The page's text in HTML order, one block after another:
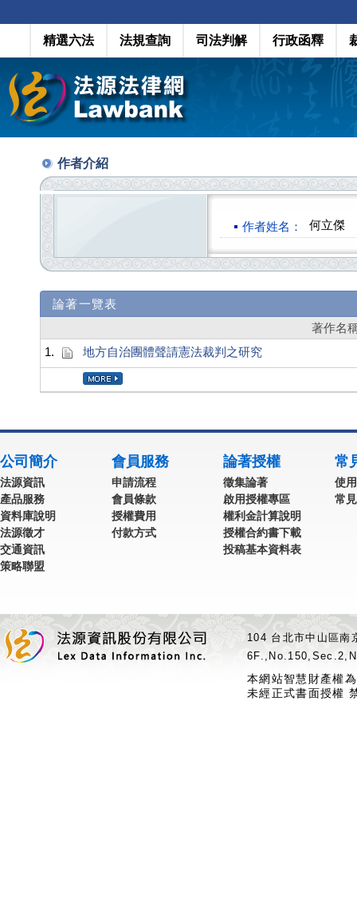
精選六法 法規查詢 司法判解 行政函釋
作者介紹
作者姓名： 何立傑
論著一覽表
著作名
1.
地方自治團體聲請憲法裁判之研究
公司簡介
法源資訊
產品服務
資料庫說明
法源徵才
交通資訊
策略聯盟
會員服務
申請流程
會員條款
授權費用
付款方式
論著授權
徵集論著
啟用授權專區
權利金計算說明
授權合約書下載
投稿基本資料表
常
使
常
104 台北市中山區
本網站智慧財產權
未經正式書面授權